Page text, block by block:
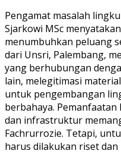
Pengamat masalah
Sjarkowi MSc
menumbuhkan peluang
dari Unsri, Palembang,
yang berhubungan
lain, melegitimasi
untuk pengembangan
berbahaya.
dan infrastruktur
Fachrurrozie. Tetapi,
harus dilakukan riset